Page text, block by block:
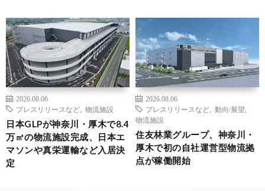
2026.08.06
プレスリリースなど
物流施設
日本GLPが神奈川・厚木で8.4
万㎡の物流施設完成、日本エ
マソンや真栄運輸など入居決
定
2026.08.06
プレスリリースなど
動向/展望
物流施設
住友林業グループ、神奈川・
厚木で初の自社運営型物流拠
点が稼働開始